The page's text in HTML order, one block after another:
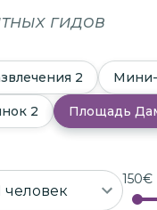
гидов
2
2 Площадь
150€